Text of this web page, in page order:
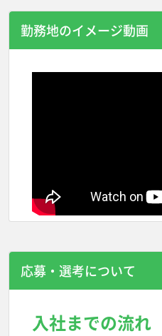
勤務地のイメージ動画
応募・選考について
入社までの流れ